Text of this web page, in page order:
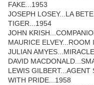
FAKE...1953
JOSEPH LOSEY...LA
TIGER...1954
JOHN
MAURICE
JULIAN
DAVID
LEWIS
WITH PRIDE...1958